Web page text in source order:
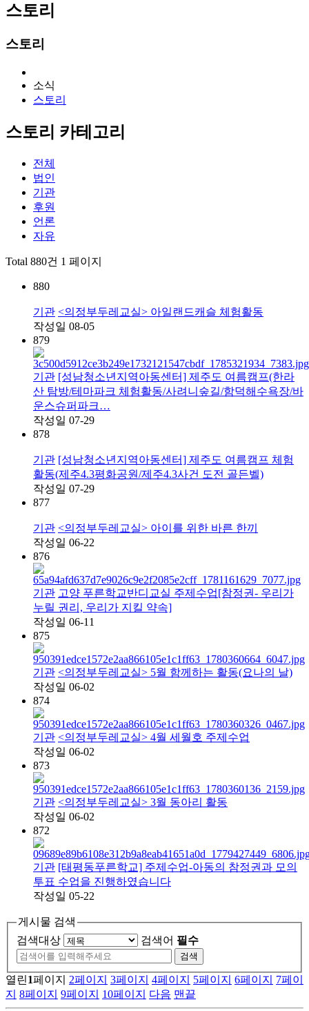
스토리
스토리
소식
스토리
스토리 카테고리
전체
법인
기관
후원
언론
자유
Total 880건 1 페이지
880
기관 <의정부두레교실> 아일랜드캐슬 체험활동
작성일 08-05
879
기관 [성남청소년지역아동센터] 제주도 여름캠프(한라
산 탐방/테마파크 체험활동/사려니숲길/함덕해수욕장/바
운스슈퍼파크…
작성일 07-29
878
기관 [성남청소년지역아동센터] 제주도 여름캠프 체험
활동(제주4.3평화공원/제주4.3사건 도전 골든벨)
작성일 07-29
877
기관 <의정부두레교실> 아이를 위한 바른 한끼
작성일 06-22
876
기관 고양 푸른학교반디교실 주제수업[참정권- 우리가
누릴 권리, 우리가 지킬 약속]
작성일 06-11
875
기관 <의정부두레교실> 5월 함께하는 활동(요나의 날)
작성일 06-02
874
기관 <의정부두레교실> 4월 세월호 주제수업
작성일 06-02
873
기관 <의정부두레교실> 3월 동아리 활동
작성일 06-02
872
기관 [태평동푸른학교] 주제수업-아동의 참정권과 모의
투표 수업을 진행하였습니다
작성일 05-22
게시물 검색
검색대상
검색어 필수
열린1페이지 2페이지 3페이지 4페이지 5페이지 6페이지 7페이
지 8페이지 9페이지 10페이지 다음 맨끝